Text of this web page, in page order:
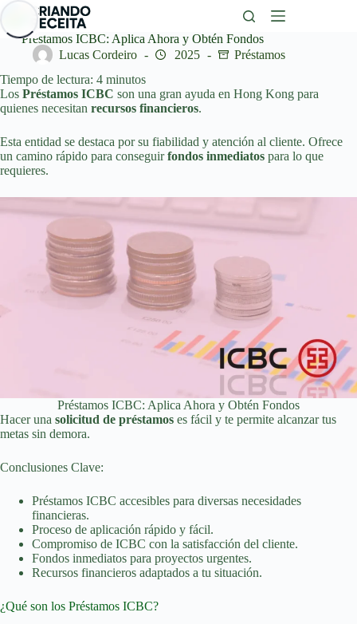
Saltar
contenido
Préstamos ICBC: Aplica Ahora y Obtén Fondos
Lucas Cordeiro
2025
Préstamos
Tiempo de lectura: 4 minutos
Los Préstamos ICBC son una gran ayuda en Hong Kong para
quienes necesitan recursos financieros.
Esta entidad se destaca por su fiabilidad y atención al cliente. Ofrece
un camino rápido para conseguirfondos inmediatos para lo que
requieres.
Préstamos ICBC: Aplica Ahora y Obtén Fondos
Hacer una solicitud de préstamos es fácil y te permite alcanzar tus
metas sin demora.
Conclusiones Clave:
Préstamos ICBC accesibles para diversas necesidades
financieras.
Proceso de aplicación rápido y fácil.
Compromiso de ICBC con la satisfacción del cliente.
Fondos inmediatos para proyectos urgentes.
Recursos financieros adaptados a tu situación.
¿Qué son los Préstamos ICBC?